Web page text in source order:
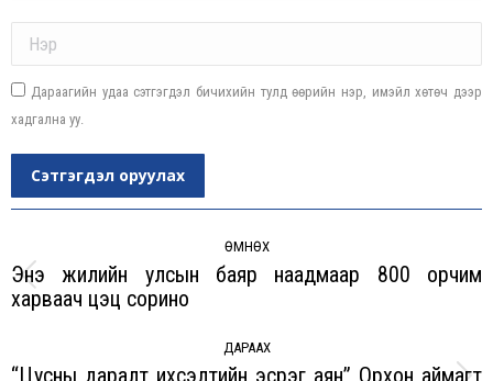
Дараагийн удаа сэтгэгдэл бичихийн тулд өөрийн нэр, имэйл хөтөч дээр
хадгална уу.
Сэтгэгдэл оруулах
ӨМНӨХ
Previous
Энэ жилийн улсын баяр наадмаар 800 орчим
харваач цэц сорино
ДАРААХ
“Цусны даралт ихсэлтийн эсрэг аян” Орхон аймагт